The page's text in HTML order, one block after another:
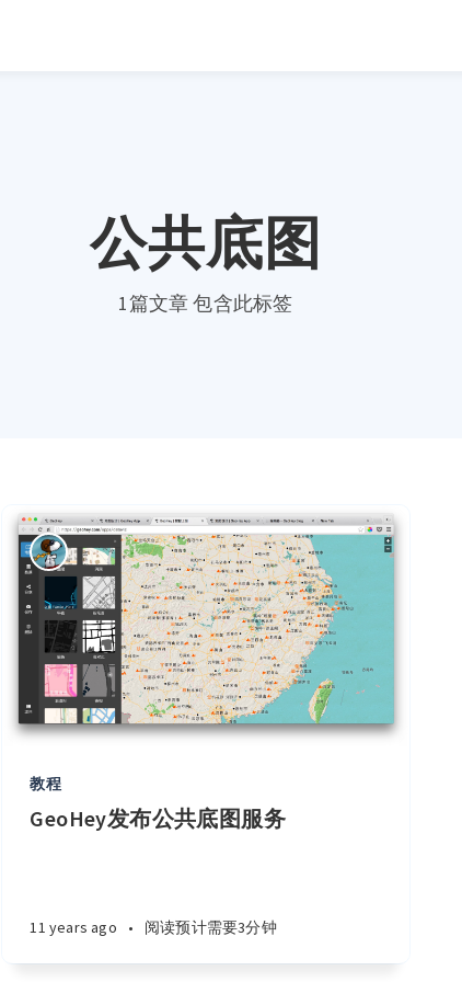
公共底图
1篇文章 包含此标签
教程
GeoHey发布公共底图服务
11 years ago • 阅读预计需要3分钟